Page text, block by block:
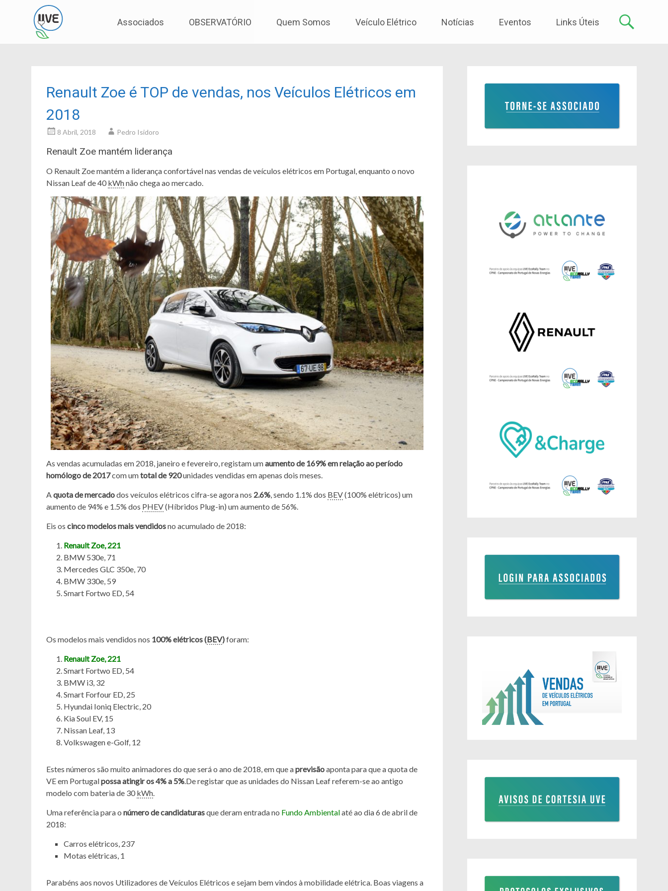
to
Associados OBSERVATÓRIO Quem Somos Veículo Elétrico Notícias Eventos Links Úteis
Renault Zoe é TOP de vendas, nos Veículos Elétricos em
2018
8 Abril, 2018 Pedro Isidoro
Renault Zoe mantém liderança
O Renault Zoe mantém a liderança confortável nas vendas de veículos elétricos em Portugal, enquanto o novo
Nissan Leaf de 40 kWhnão chega ao mercado.
As vendas acumuladas em 2018, janeiro e fevereiro, registam umaumento de 169% em relação ao período
homólogo de 2017com umtotal de 920unidades vendidas em apenas dois meses.
A quota de mercadodos veículos elétricos cifra-se agora nos 2.6% , sendo 1.1% dos BEV(100% elétricos) um
aumento de 94% e 1.5% dos PHEV(Híbridos Plug-in) um aumento de 56%.
Eis os cinco modelos mais vendidosno acumulado de 2018:
Renault Zoe, 221
BMW 530e, 71
Mercedes GLC 350e, 70
BMW 330e, 59
Smart Fortwo ED, 54
Os modelos mais vendidos nos 100% elétricos (BEV)foram:
Renault Zoe, 221
Smart Fortwo ED, 54
BMW i3, 32
Smart Forfour ED, 25
Hyundai Ioniq Electric, 20
Kia Soul EV, 15
Nissan Leaf, 13
Volkswagen e-Golf, 12
Estes números são muito animadores do que será o ano de 2018, em que aprevisãoaponta para que a quota de
VE em Portugalpossa atingir os 4% a 5% .De registar que as unidades do Nissan Leaf referem-se ao antigo
modelo com bateria de 30 kWh
Uma referência para o número de candidaturasque deram entrada no Fundo Ambientalaté ao dia 6 de abril de
2018:
Carros elétricos, 237
Motas elétricas, 1
Parabéns aos novos Utilizadores de Veículos Elétricos e sejam bem vindos à mobilidade elétrica. Boas viagens a